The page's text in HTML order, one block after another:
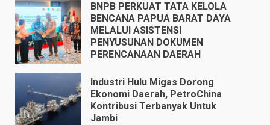
BNPB PERKUAT TATA KELOLA
BENCANA PAPUA BARAT DAYA
MELALUI ASISTENSI
PENYUSUNAN DOKUMEN
PERENCANAAN DAERAH
Industri Hulu Migas Dorong
Ekonomi Daerah, PetroChina
Kontribusi Terbanyak Untuk
Jambi